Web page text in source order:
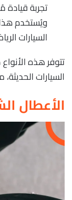
تجربة
ويُستخدم هذا
السيارات
تتوفر هذه
السيارات
الأعطال